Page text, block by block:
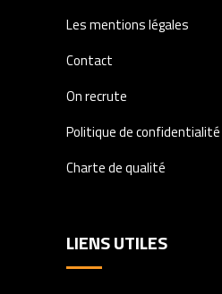
Les mentions légales
Contact
On recrute
Politique de confidentialité
Charte de qualité
LIENS UTILES